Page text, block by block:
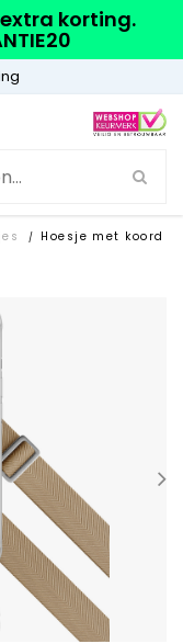
korting.
/ Hoesje met koord